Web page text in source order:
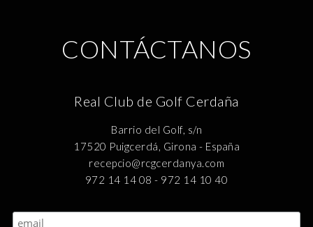
CONTÁCTANOS
Real Club de Golf Cerdaña
Barrio del Golf, s/n
17520 Puigcerdá, Girona - España
recepcio@rcgcerdanya.com
972 14 14 08 - 972 14 10 40